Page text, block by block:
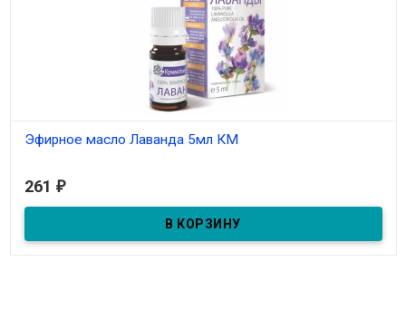
Эфирное масло Лаванда 5мл КМ
261 ₽